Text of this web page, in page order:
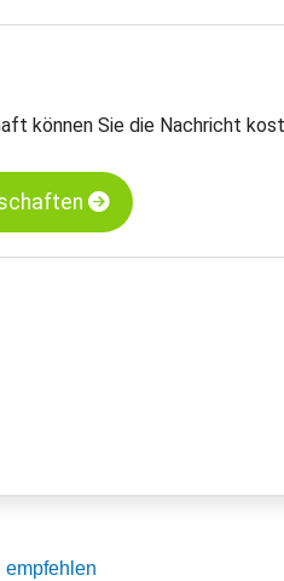
können Sie die Nachricht
empfehlen